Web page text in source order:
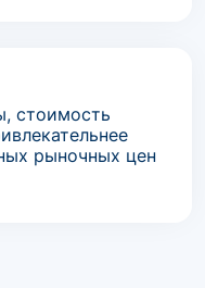
стоимость
рыночных цен